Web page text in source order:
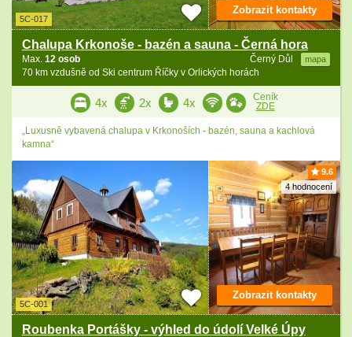
5C-017
Chalupa Krkonoše - bazén a sauna - Černá hora
Černý Důl mapa
Max. 12 osob
70 km vzdušně od Ski centrum Říčky v Orlických horách
Zobrazit kontakty
4x 2x 4x
Ceník
ZDE
„Luxusně vybavená chalupa v Krkonoších - bazén, sauna a kachlová
kamna“
9.6
4 hodnocení
5C-001
Roubenka Portášky - výhled do údolí Velké Úpy
Zobrazit kontakty